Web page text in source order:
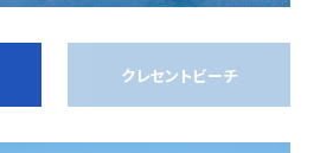
クレセントビーチ